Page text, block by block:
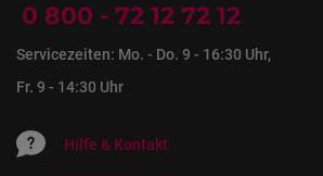
0 800 - 72 12 72 12
Servicezeiten: Mo. - Do. 9 - 16:30 Uhr,
Fr. 9 - 14:30 Uhr
Hilfe & Kontakt